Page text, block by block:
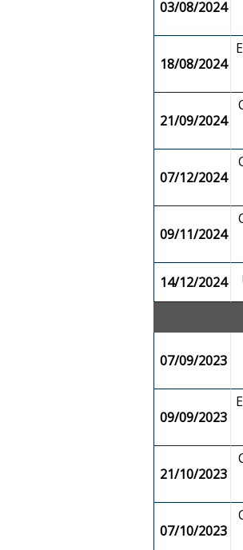
03/08/2024
18/08/2024
21/09/2024
07/12/2024
09/11/2024
14/12/2024
07/09/2023
09/09/2023
21/10/2023
07/10/2023